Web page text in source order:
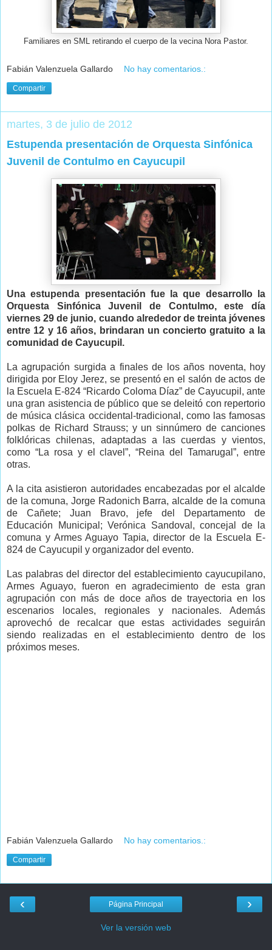
Familiares en SML retirando el cuerpo de la vecina Nora Pastor.
Fabián Valenzuela Gallardo No hay comentarios.:
Compartir
martes, 3 de julio de 2012
Estupenda presentación de Orquesta Sinfónica
Juvenil de Contulmo en Cayucupil
Una estupenda presentación fue la que desarrollo la
Orquesta Sinfónica Juvenil de Contulmo, este día
viernes 29 de junio, cuando alrededor de treinta jóvenes
entre 12 y 16 años, brindaran un concierto gratuito a la
comunidad de Cayucupil.
La agrupación surgida a finales de los años noventa, hoy
dirigida por Eloy Jerez, se presentó en el salón de actos de
la Escuela E-824 “Ricardo Coloma Díaz” de Cayucupil, ante
una gran asistencia de público que se deleitó con repertorio
de música clásica occidental-tradicional, como las famosas
polkas de Richard Strauss; y un sinnúmero de canciones
folklóricas chilenas, adaptadas a las cuerdas y vientos,
como “La rosa y el clavel”, “Reina del Tamarugal”, entre
otras.
A la cita asistieron autoridades encabezadas por el alcalde
de la comuna, Jorge Radonich Barra, alcalde de la comuna
de Cañete; Juan Bravo, jefe del Departamento de
Educación Municipal; Verónica Sandoval, concejal de la
comuna y Armes Aguayo Tapia, director de la Escuela E-
824 de Cayucupil y organizador del evento.
Las palabras del director del establecimiento cayucupilano,
Armes Aguayo, fueron en agradecimiento de esta gran
agrupación con más de doce años de trayectoria en los
escenarios locales, regionales y nacionales. Además
aprovechó de recalcar que estas actividades seguirán
siendo realizadas en el establecimiento dentro de los
próximos meses.
Fabián Valenzuela Gallardo No hay comentarios.:
Compartir
‹ ›
Página Principal
Ver la versión web